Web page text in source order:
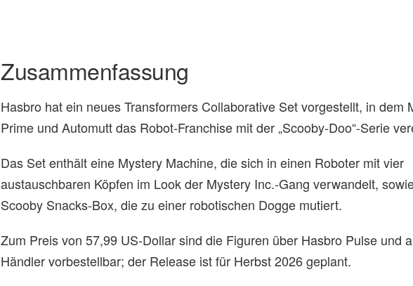
Zusammenfassung
Hasbro hat ein neues Transformers Collaborative Set vorgestellt, in dem
Prime und Automutt das Robot-Franchise mit der „Scooby-Doo“-Serie
Das Set enthält eine Mystery Machine, die sich in einen Roboter mit vier
austauschbaren Köpfen im Look der Mystery Inc.-Gang verwandelt,
Scooby Snacks-Box, die zu einer robotischen Dogge mutiert.
Zum Preis von 57,99 US-Dollar sind die Figuren über Hasbro Pulse und
Händler vorbestellbar; der Release ist für Herbst 2026 geplant.